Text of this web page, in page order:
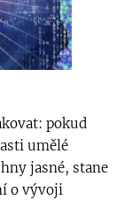
pokud
umělé
jasné, stane
o vývoji